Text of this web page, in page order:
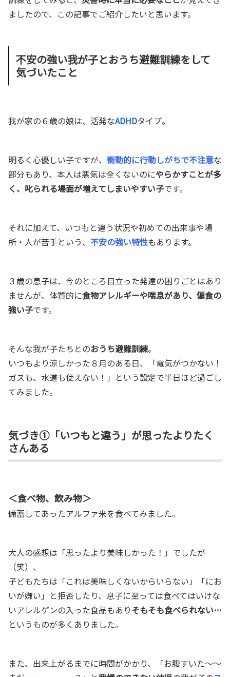
ましたので、この記事でご紹介したいと思います。
不安の強い我が子とおうち避難訓練をして
気づいたこと
我が家の６歳の娘は、活発なADHDタイプ。
明るく心優しい子ですが、 衝動的に行動しがちで不注意な
部分もあり、本人は悪気は全くないのにやらかすことが多
く、叱られる場面が増えてしまいやすい子です。
それに加えて、いつもと違う状況や初めての出来事や場
所・人が苦手という、 不安の強い特性もあります。
３歳の息子は、今のところ目立った発達の困りごとはあり
ませんが、体質的に食物アレルギーや喘息があり、偏食の
強い子です。
そんな我が子たちとのおうち避難訓練。
いつもより涼しかった８月のある日、「電気がつかない！
ガスも、水道も使えない！」という設定で半日ほど過ごし
てみました。
気づき①「いつもと違う」が思ったよりたく
さんある
＜食べ物、飲み物＞
備蓄してあったアルファ米を食べてみました。
大人の感想は「思ったより美味しかった！」でしたが
（笑）、
子どもたちは「これは美味しくないからいらない」「にお
いが嫌い」と拒否したり、息子に至っては食べてはいけな
いアレルゲンの入った食品もありそもそも食べられない…
というものが多くありました。
また、出来上がるまでに時間がかかり、「お腹すいた〜〜